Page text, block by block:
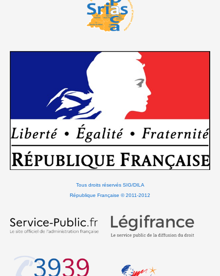
Tous droits réservés SIG/DILA
République Française © 2011-2012